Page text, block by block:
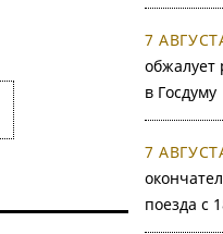
7
обжалует
в Госдуму
7
поезда с